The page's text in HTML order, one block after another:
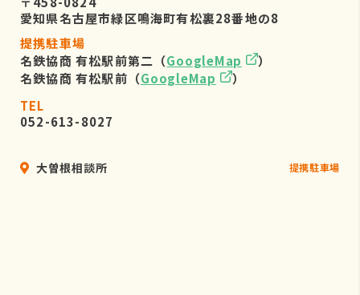
愛知県名古屋市緑区鳴海町有松裏28番地の8
提携駐車場
名鉄協商 有松駅前第二（GoogleMap
）
名鉄協商 有松駅前（GoogleMap
）
TEL
052-613-8027
大曽根相談所 提携駐車場